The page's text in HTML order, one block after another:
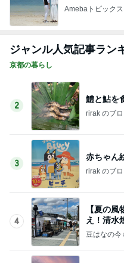
Amebaトピックス
ジャンル人気記事ラン
京都の暮らし
2
鱧と鮎を
rirak のブ
3
赤ちゃん
rirak のブ
4
【夏の
え！清水
陶器祭」
豆はなの